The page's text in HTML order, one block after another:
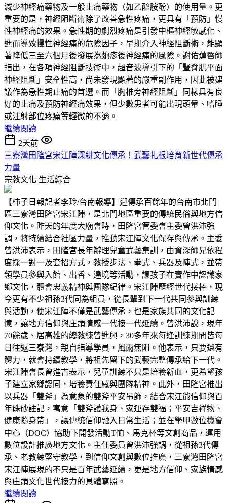
減少神經痛藥物及一般止痛藥物（如乙醯胺酚）的使用量。更
重要的是，神經阻斷術除了改善急性疼痛，更具有「預防」慢
性神經痛的效果。急性期的劇烈疼痛是引發中樞神經敏感化、
進而導致慢性神經痛的危險因子，早期介入神經阻斷術，能顯
著降低三至六個月後發展為皰疹後神經痛的風險。謝佑蓮醫師
指出，在各項神經阻斷技術中，超音波導引下的「豎脊肌平面
神經阻斷」安全性高，尚未發現顯著的嚴重副作用，因此被建
議作為急性期止痛的首選。而「胸椎旁神經阻斷」同樣具有良
好的止痛及預防神經痛效果，但少數患者可能出現頭暈、嗜睡
或注射部位疼痛等輕微的不適。
繼續閱讀
2天前
三寮灣田隆宮宋江陣深耕文化傳承！武藝扎根培育新世代傳承
力量
宗教文化 生活綜合
【柿子日報記者李玲/台南報導】迎傳承百餘年的台南市北門
區三寮灣田隆宮宋江陣，是北門地區重要的傳統民俗與地方信
仰文化。昨天的年度大廟會時，田隆宮管委會主委曾洪沛強
調，將持續結合社區力量，推動宋江陣文化保存與傳承。主委
曾洪沛表示，田隆宮長年辦理兒童武藝集訓，由資深師兄依程
度採一對一及套招方式，教授步法、拳式、兵器及陣式，並帶
領學員參與入館、出香、遶境等活動，讓孩子在實作中認識家
鄉文化，體會忠義精神與團隊紀律。宋江陣歷經世代接棒，現
今更有不少祖孫3代同為組員，從長輩到下一代共同參與訓練
與活動，使宋江陣不僅是武藝傳承，也是家族共同的文化記
憶，讓地方信仰與庄頭情感一代接一代延續。曾洪沛說，現年
70餘歲、居高雄的總教練曾進興，30多年來每逢訓練期間皆每
日往返三寮灣，親自指導學員，風雨無阻。他表示，只要還有
體力，就會持續教學，將祖先留下的武藝完整傳承給下一代。
宋江陣會長曾進吉表示，兒童訓練不只是培養新血，更希望孩
子建立家鄉認同，培養責任感與團隊精神。此外，田隆宮推出
以兵器「雙斧」為意象的雙斧平安吊飾，結合宋江爺信仰與百
年硃砂註記，寓意「雙斧護我身、家運存雙福；平安吉祥物、
健康隨身帶」，讓傳統信仰融入日常生活；並在學甲數位機會
中心（DOC）協助下開發活動T恤、馬克杯等文創商品，運用
數位設計推廣地方文化。主任委員曾洪沛強調，從祖孫3代傳
承、老教練堅守教學，到信仰文創與數位推廣，三寮灣田隆宮
宋江陣展現的不只是百年武藝延續，更是地方信仰、家族情感
與庄頭文化世代接力的具體寫照。
繼續閱讀